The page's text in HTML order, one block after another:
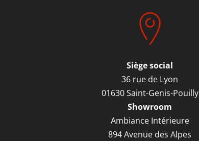
Siège social
36 rue de Lyon
01630 Saint-Genis-Pouilly
Showroom
Ambiance Intérieure
894 Avenue des Alpes